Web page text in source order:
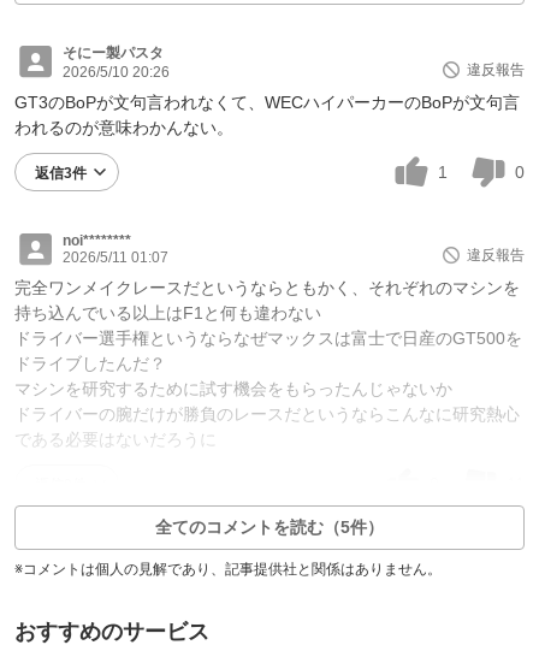
そにー製パスタ
2026/5/10 20:26
違反報告
GT3のBoPが文句言われなくて、WECハイパーカーのBoPが文句言
われるのが意味わかんない。
返信3件 1 0
noi********
2026/5/11 01:07
違反報告
完全ワンメイクレースだというならともかく、それぞれのマシンを
持ち込んでいる以上はF1と何も違わない
ドライバー選手権というならなぜマックスは富士で日産のGT500を
ドライブしたんだ？
マシンを研究するために試す機会をもらったんじゃないか
ドライバーの腕だけが勝負のレースだというならこんなに研究熱心
である必要はないだろうに
全てのコメントを読む（5件）
※コメントは個人の見解であり、記事提供社と関係はありません。
おすすめのサービス